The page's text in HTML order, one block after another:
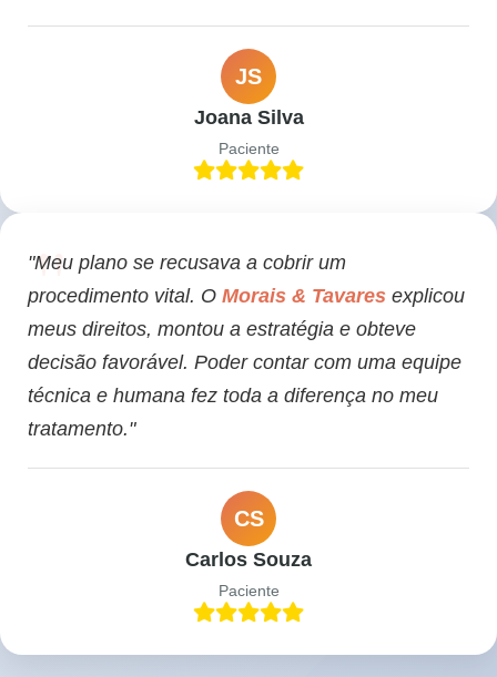
JS
Joana Silva
Paciente
"Meu plano se recusava a cobrir um
procedimento vital. O Morais & Tavares explicou
meus direitos, montou a estratégia e obteve
decisão favorável. Poder contar com uma equipe
técnica e humana fez toda a diferença no meu
tratamento."
CS
Carlos Souza
Paciente